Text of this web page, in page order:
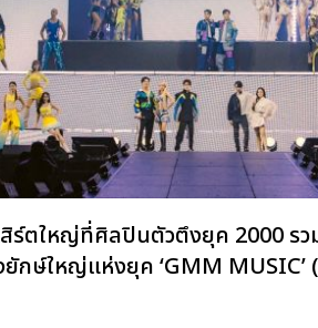
ร์ตใหญ่ที่ศิลปินตัวตึงยุค 2000 ร
กษ์ใหญ่แห่งยุค ‘GMM MUSIC’